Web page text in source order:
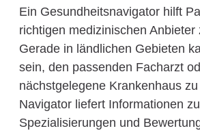
Ein Gesundheitsnavigator hilft
richtigen medizinischen Anbieter
Gerade in ländlichen Gebieten
sein, den passenden Facharzt
nächstgelegene Krankenhaus
Navigator liefert Informationen
Spezialisierungen und